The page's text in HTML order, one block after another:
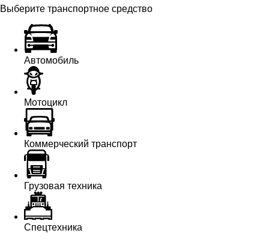
Выберите транспортное средство
Автомобиль
Мотоцикл
Коммерческий транспорт
Грузовая техника
Спецтехника